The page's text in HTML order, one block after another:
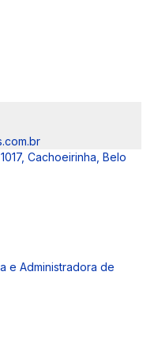
Cachoeirinha, Belo
e Administradora de